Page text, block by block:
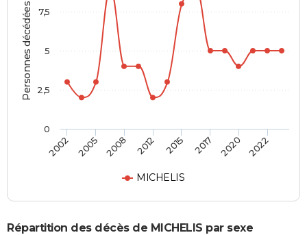
Personnes décédées
MICHELIS
2002 2005 2008 2012 2015 2017 2020 2022
0
2,5
5
7,5
Répartition des décès de MICHELIS par sexe